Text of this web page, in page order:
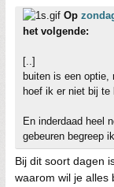
Op
het volgende:
[..]
buiten is een
hoef ik er niet bij te
En inderdaad heel
gebeuren begreep
Bij dit soort dagen
waarom wil je alles